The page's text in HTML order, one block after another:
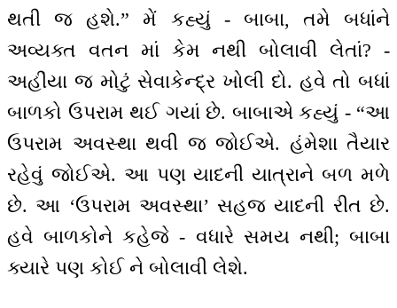
થતી જ હશે.” મેં કહ્યું - બાબા, તમે બધાંને
અવ્યક્ત વતન માં કેમ નથી બોલાવી લેતાં? -
અહીંયા જ મોટું સેવાકેન્દ્ર ખોલી દો. હવે તો બધાં
બાળકો ઉપરામ થઈ ગયાં છે. બાબાએ કહ્યું - “આ
ઉપરામ અવસ્થા થવી જ જોઈએ. હંમેશા તૈયાર
રહેવું જોઈએ. આ પણ યાદની યાત્રાને બળ મળે
છે. આ ‘ઉપરામ અવસ્થા’ સહજ યાદની રીત છે.
હવે બાળકોને કહેજે - વધારે સમય નથી; બાબા
ક્યારે પણ કોઈ ને બોલાવી લેશે.